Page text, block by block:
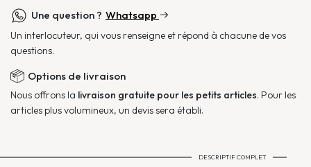
à
poser
Odyssey
Une question ? Whatsapp
Un interlocuteur, qui vous renseigne et répond à chacune de vos
questions.
Options de livraison
Nous offrons la livraison gratuite pour les petits articles. Pour les
articles plus volumineux, un devis sera établi.
DESCRIPTIF COMPLET